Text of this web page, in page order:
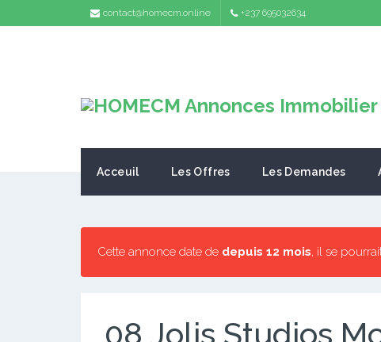
contact@homecm.online +237 695032634
Acceuil Les Offres Les Demandes
Cette annonce date de depuis 12 mois, il se
08 Jolis Studios